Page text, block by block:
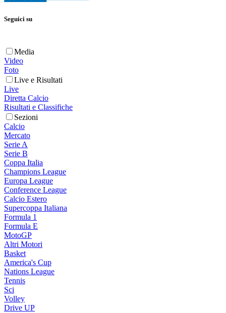
Seguici su
Media
Video
Foto
Live e Risultati
Live
Diretta Calcio
Risultati e Classifiche
Sezioni
Calcio
Mercato
Serie A
Serie B
Coppa Italia
Champions League
Europa League
Conference League
Calcio Estero
Supercoppa Italiana
Formula 1
Formula E
MotoGP
Altri Motori
Basket
America's Cup
Nations League
Tennis
Sci
Volley
Drive UP